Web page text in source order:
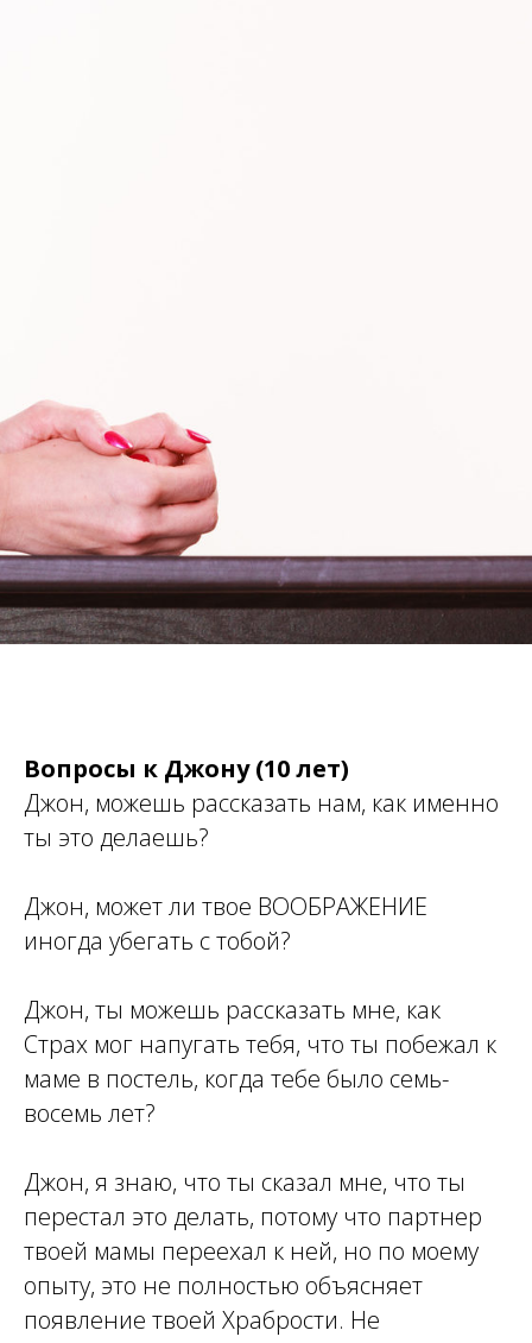
Вопросы к Джону (10 лет)
Джон, можешь рассказать нам, как именно
ты это делаешь?
Джон, может ли твое ВООБРАЖЕНИЕ
иногда убегать с тобой?
Джон, ты можешь рассказать мне, как
Страх мог напугать тебя, что ты побежал к
маме в постель, когда тебе было семь-
восемь лет?
Джон, я знаю, что ты сказал мне, что ты
перестал это делать, потому что партнер
твоей мамы переехал к ней, но по моему
опыту, это не полностью объясняет
появление твоей Храбрости. Не